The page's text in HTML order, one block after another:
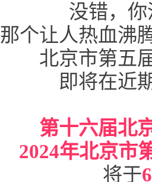
没错，
那个让人热血沸
北京市第五
即将在近
第十六届北
2024年北京市
将于